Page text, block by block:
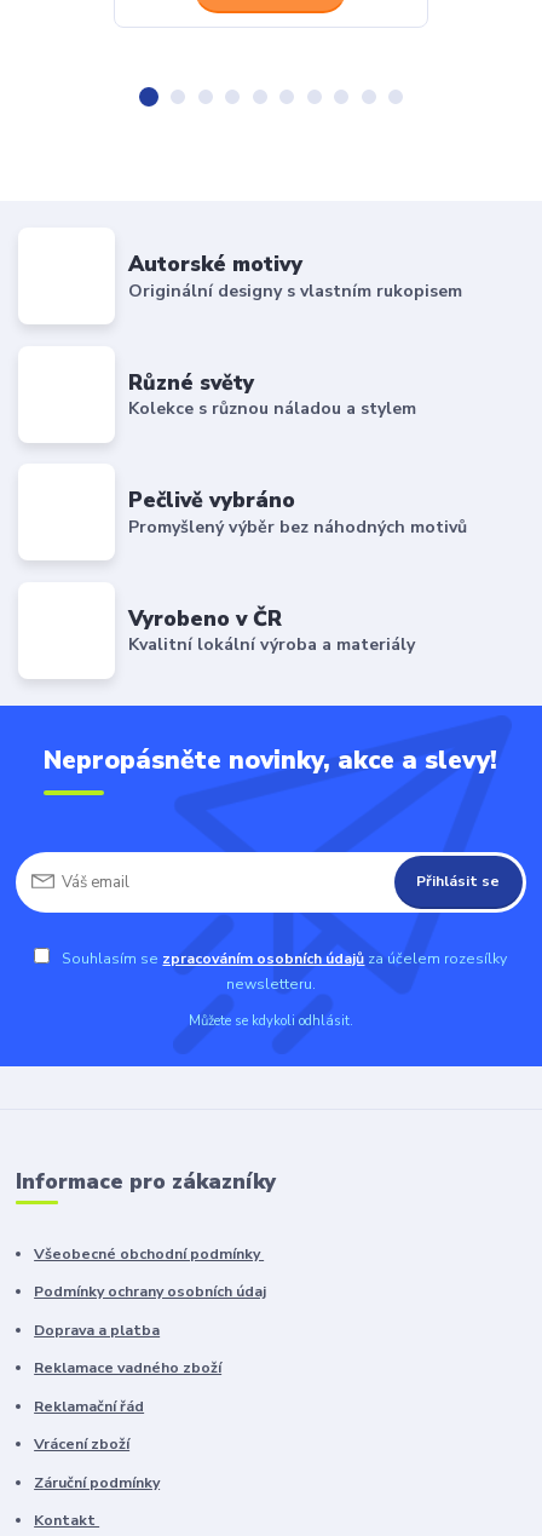
Autorské motivy
Originální designy s vlastním rukopisem
Různé světy
Kolekce s různou náladou a stylem
Pečlivě vybráno
Promyšlený výběr bez náhodných motivů
Vyrobeno v ČR
Kvalitní lokální výroba a materiály
Nepropásněte novinky, akce a slevy!
Přihlásit se
Souhlasím se zpracováním osobních údajů za účelem rozesílky
newsletteru.
Můžete se kdykoli odhlásit.
Informace pro zákazníky
Všeobecné obchodní podmínky
Podmínky ochrany osobních údaj
Doprava a platba
Reklamace vadného zboží
Reklamační řád
Vrácení zboží
Záruční podmínky
Kontakt